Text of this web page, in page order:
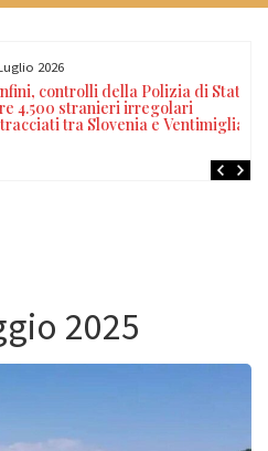
2026
controlli della Polizia di Stato:
4.500 stranieri irregolari
tra Slovenia e Ventimiglia
2025